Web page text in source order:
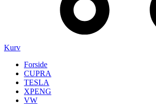
Kurv
Forside
CUPRA
TESLA
XPENG
VW